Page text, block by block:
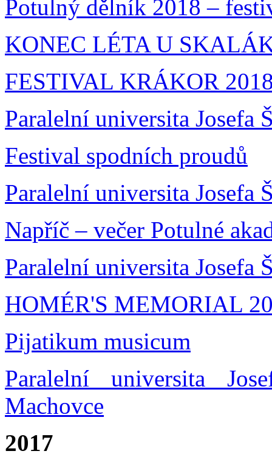
Potulný dělník 2018 –
KONEC LÉTA U
FESTIVAL KRÁKOR
Paralelní universita Josefa
Festival spodních proudů
Paralelní universita Josefa
Napříč – večer Potulné
Paralelní universita Josefa
HOMÉR'S MEMORIAL
Pijatikum musicum
Paralelní universita
Machovce
2017